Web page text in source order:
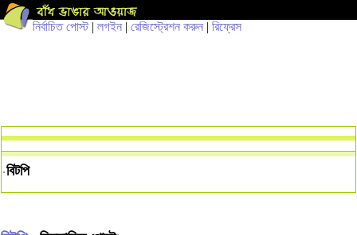
নির্বাচিত পোস্ট| লগইন | রেজিস্ট্রেশন করুন | রিফ্রেস
বিটপি